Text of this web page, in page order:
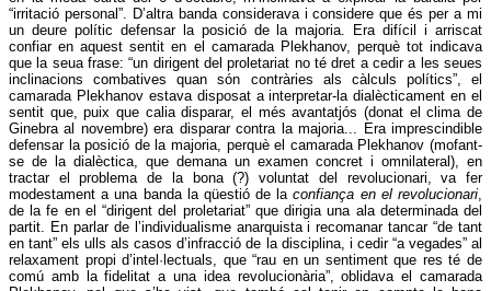
“irritació personal”. D’altra banda considerava i considere que és per a mi
un deure polític defensar la posició de la majoria. Era difícil i arriscat
confiar en aquest sentit en el camarada Plekhanov, perquè tot indicava
que la seua frase: “un dirigent del proletariat no té dret a cedir a les seues
inclinacions combatives quan són contràries als càlculs polítics”, el
camarada Plekhanov estava disposat a interpretar-la dialècticament en el
sentit que, puix que calia disparar, el més avantatjós (donat el clima de
Ginebra al novembre) era disparar contra la majoria... Era imprescindible
defensar la posició de la majoria, perquè el camarada Plekhanov (mofant-
se de la dialèctica, que demana un examen concret i omnilateral), en
tractar el problema de la bona (?) voluntat del revolucionari, va fer
modestament a una banda la qüestió de laconfiança en el revolucionari,
de la fe en el “dirigent del proletariat” que dirigia una ala determinada del
partit. En parlar de l’individualisme anarquista i recomanar tancar “de tant
en tant” els ulls als casos d’infracció de la disciplina, i cedir “a vegades” al
relaxament propi d’intel·lectuals, que “rau en un sentiment que res té de
comú amb la fidelitat a una idea revolucionària”, oblidava el camarada